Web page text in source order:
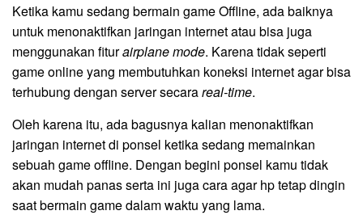
Ketika kamu sedang bermain game Offline, ada baiknya
untuk menonaktifkan jaringan internet atau bisa juga
menggunakan fiturairplane mode. Karena tidak seperti
game online yang membutuhkan koneksi internet agar bisa
terhubung dengan server secarareal-time.
Oleh karena itu, ada bagusnya kalian menonaktifkan
jaringan internet di ponsel ketika sedang memainkan
sebuah game offline. Dengan begini ponsel kamu tidak
akan mudah panas serta ini juga cara agar hp tetap dingin
saat bermain game dalam waktu yang lama.